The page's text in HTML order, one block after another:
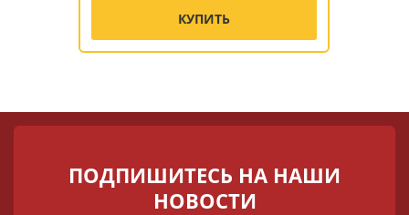
КУПИТЬ
ПОДПИШИТЕСЬ НА НАШИ
НОВОСТИ